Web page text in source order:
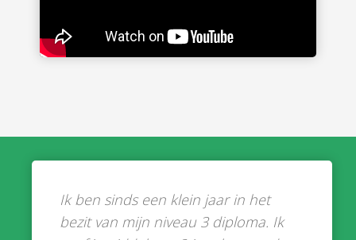
Ik ben sinds een klein jaar in het
bezit van mijn niveau 3 diploma. Ik